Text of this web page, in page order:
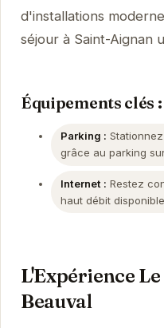
d'installations
séjour à Saint-Aignan
Équipements clés :
Parking :
grâce au parking
Internet : Restez
haut débit
L'Expérience
Beauval